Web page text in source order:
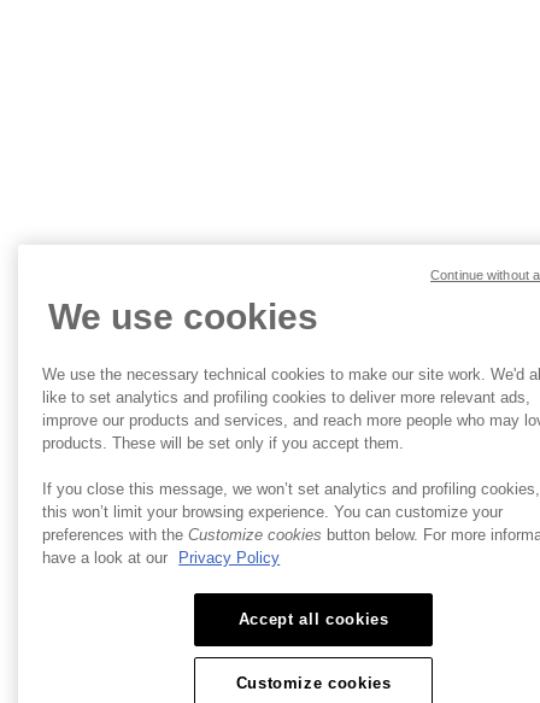
rights
reserved.
|
利
規
約
We use cookies
We use the necessary technical cookies to make our site work. We'd
like to set analytics and profiling cookies to deliver more relevant ads,
improve our products and services, and reach more people who may
products. These will be set only if you accept them.
If you close this message, we won’t set analytics and profiling
this won’t limit your browsing experience. You can customize your
preferences with theCustomize cookies button below. For more
have a look at our
Privacy Policy
Accept all cookies
Customize cookies
Continue without